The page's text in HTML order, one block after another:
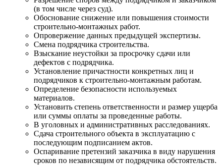
(в том числе через суд).
Обоснование снижение или повышения стоимости
строительно-монтажных работ.
Опровержение данных предыдущей экспертизы.
Смена подрядчика строительства.
Взыскание неустойки за просрочку сдачи или
дефектов с подрядчика.
Установление причастности конкретных лиц и
подрядчиков к строительно-монтажным работам.
Определение безопасности используемых
материалов.
Установить степень ответственности и размер ущерба
или суммы оплаты за проведенные работы.
В уголовных и административных расследованиях.
Сдача строительного объекта в эксплуатацию с
последующим подписанием актов.
Оспаривание претензий заказчика в виду нарушения
сроков по независящим от подрядчика обстоятельств.